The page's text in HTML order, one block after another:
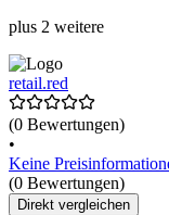
plus 2 weitere
retail.red
(0 Bewertungen)
•
Keine
(0 Bewertungen)
Direkt vergleichen